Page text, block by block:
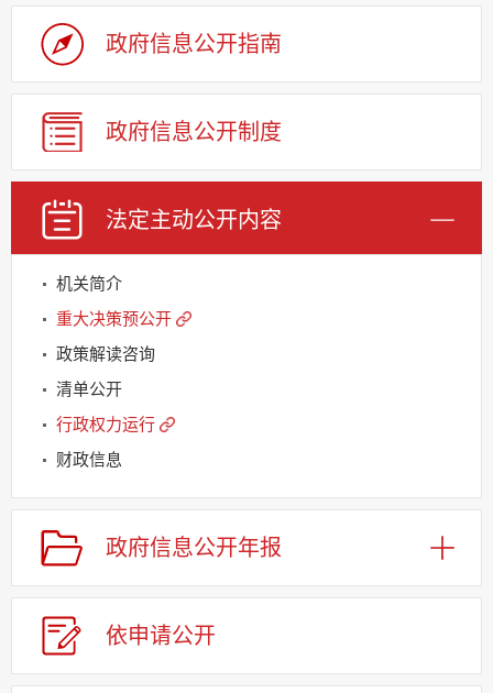
政府信息公开指南
政府信息公开制度
法定主动公开内容
机关简介
重大决策预公开
政策解读咨询
清单公开
行政权力运行
财政信息
规划信息
建议提案办理
公务员及事业单位招录
应急管理
回应关切
监督保障
政府信息公开年报
依申请公开